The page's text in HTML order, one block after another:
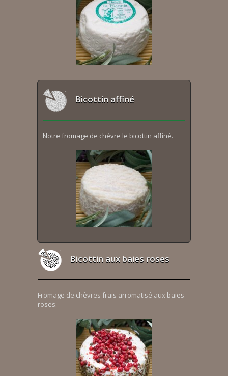
Bicottin affiné
Notre fromage de chèvre le bicottin affiné.
Bicottin aux baies roses
Fromage de chèvres frais arromatisé aux baies
roses.